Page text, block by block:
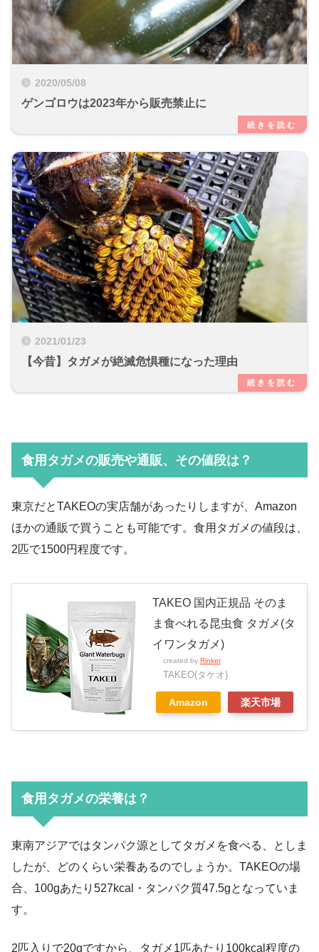
2020/05/08
ゲンゴロウは2023年から販売禁止に
2021/01/23
【今昔】タガメが絶滅危惧種になった理由
食用タガメの販売や通販、その値段は？
東京だとTAKEOの実店舗があったりしますが、Amazon
ほかの通販で買うことも可能です。食用タガメの値段は、
2匹で1500円程度です。
TAKEO 国内正規品 そのま
ま食べれる昆虫食 タガメ(タ
イワンタガメ)
created by Rinker
TAKEO(タケオ)
Amazon 楽天市場
食用タガメの栄養は？
東南アジアではタンパク源としてタガメを食べる、としま
したが、どのくらい栄養あるのでしょうか。TAKEOの場
合、100gあたり527kcal・タンパク質47.5gとなっていま
す。
2匹入りで20gですから、タガメ1匹あたり100kcal程度の